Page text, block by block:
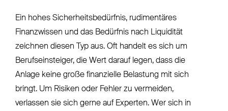
Ein hohes Sicherheitsbedürfnis, rudimentäres
Finanzwissen und das Bedürfnis nach Liquidität
zeichnen diesen Typ aus. Oft handelt es sich um
Berufseinsteiger, die Wert darauf legen, dass die
Anlage keine große finanzielle Belastung mit sich
bringt. Um Risiken oder Fehler zu vermeiden,
verlassen sie sich gerne auf Experten. Wer sich in